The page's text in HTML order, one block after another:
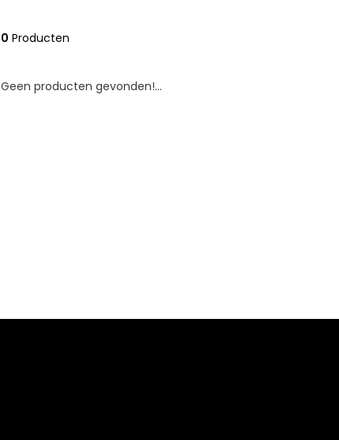
0 Producten
Geen producten gevonden!...